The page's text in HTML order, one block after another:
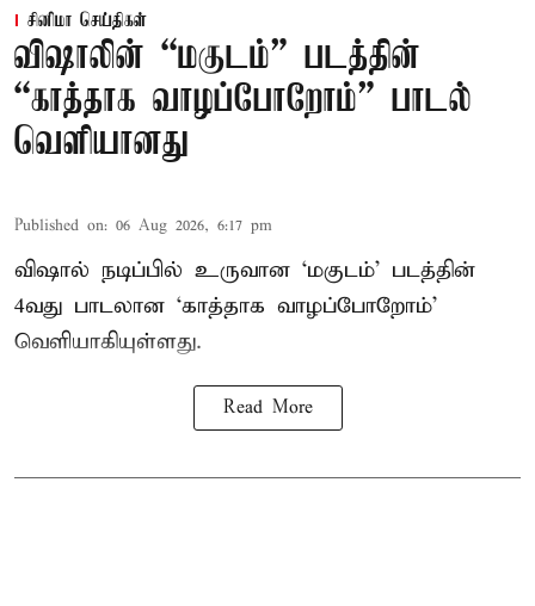
சினிமா செய்திகள்
விஷாலின் “மகுடம்” படத்தின்
“காத்தாக வாழப்போறோம்” பாடல்
வெளியானது
Published on: 06 Aug 2026, 6:17 pm
விஷால் நடிப்பில் உருவான ‘மகுடம்’ படத்தின்
4வது பாடலான ‘காத்தாக வாழப்போறோம்’
வெளியாகியுள்ளது.
Read More